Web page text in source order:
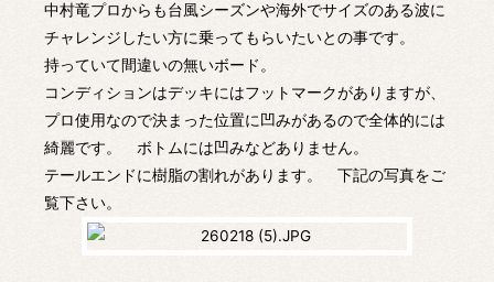
中村竜プロからも台風シーズンや海外でサイズのある波に
チャレンジしたい方に乗ってもらいたいとの事です。
持っていて間違いの無いボード。
コンディションはデッキにはフットマークがありますが、
プロ使用なので決まった位置に凹みがあるので全体的には
綺麗です。 ボトムには凹みなどありません。
テールエンドに樹脂の割れがあります。 下記の写真をご
覧下さい。